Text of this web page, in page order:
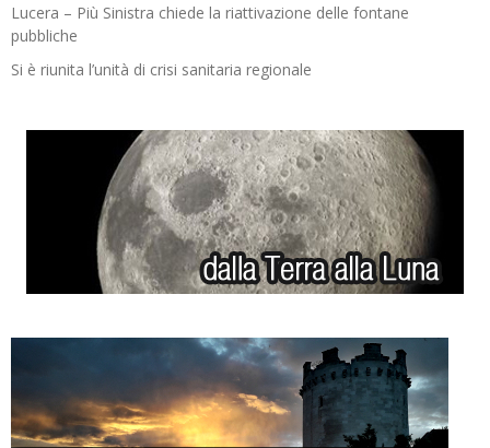
Lucera – Più Sinistra chiede la riattivazione delle fontane
pubbliche
Si è riunita l’unità di crisi sanitaria regionale